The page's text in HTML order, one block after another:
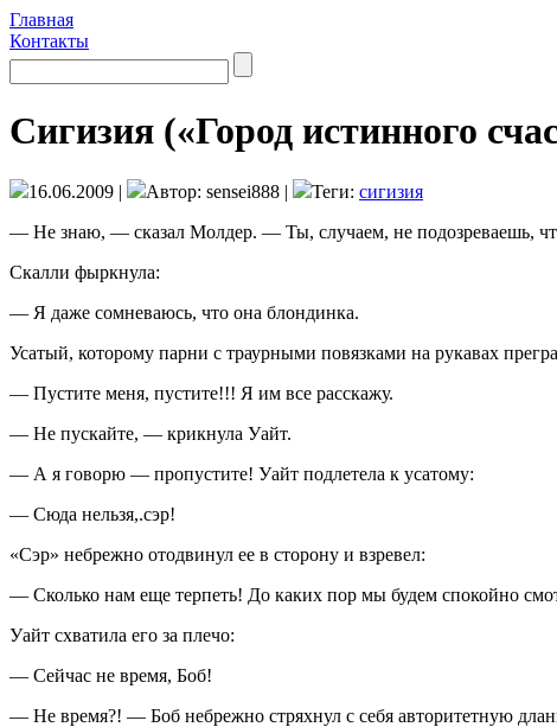
Главная
Контакты
Сигизия («Город истинного
16.06.2009 | Автор: sensei888 | Теги: сигизия
— Не знаю, — сказал Молдер. — Ты, случаем, не подозреваешь,
Скалли фыркнула:
— Я даже сомневаюсь, что она блондинка.
Усатый, которому парни с траурными повязками на рукавах
— Пустите меня, пустите!!! Я им все расскажу.
— Не пускайте, — крикнула Уайт.
— А я говорю — пропустите! Уайт подлетела к усатому:
— Сюда нельзя,.сэр!
«Сэр» небрежно отодвинул ее в сторону и взревел:
— Сколько нам еще терпеть! До каких пор мы будем спокойно
Уайт схватила его за плечо:
— Сейчас не время, Боб!
— Не время?! — Боб небрежно стряхнул с себя авторитетную